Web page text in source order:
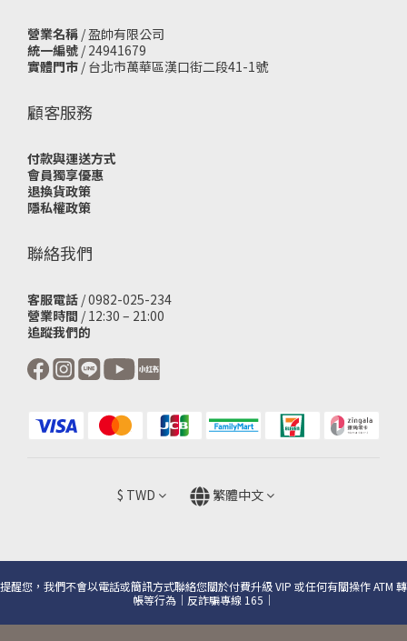
營業名稱 / 盈帥有限公司
統一編號 / 24941679
實體門市 / 台北市萬華區漢口街二段41-1號
顧客服務
付款與運送方式
會員獨享優惠
退換貨政策
隱私權政策
聯絡我們
客服電話 / 0982-025-234
營業時間 / 12:30 – 21:00
追蹤我們的
$ TWD 繁體中文
提醒您，我們不會以電話或簡訊方式聯絡您關於付費升級 VIP 或任何有關操作 ATM 轉
帳等行為｜反詐騙專線 165｜